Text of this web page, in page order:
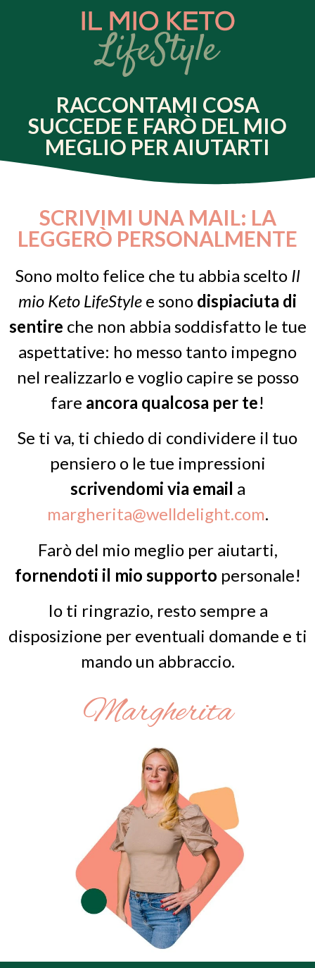
RACCONTAMI COSA
SUCCEDE E FARÒ DEL MIO
MEGLIO PER AIUTARTI
SCRIVIMI UNA MAIL: LA
LEGGERÒ PERSONALMENTE
Sono molto felice che tu abbia scelto Il
mio Keto LifeStyle e sono dispiaciuta di
sentire che non abbia soddisfatto le tue
aspettative: ho messo tanto impegno
nel realizzarlo e voglio capire se posso
fare ancora qualcosa per te!
Se ti va, ti chiedo di condividere il tuo
pensiero o le tue impressioni
scrivendomi via email a
margherita@welldelight.com.
Farò del mio meglio per aiutarti,
fornendoti il mio supporto personale!
Io ti ringrazio, resto sempre a
disposizione per eventuali domande e ti
mando un abbraccio.
Margherita